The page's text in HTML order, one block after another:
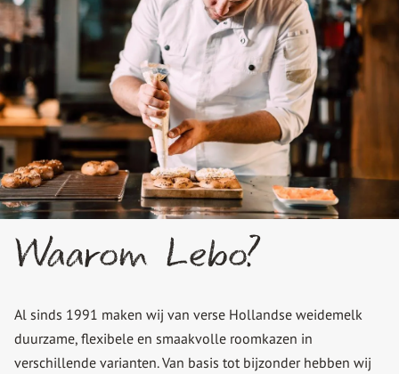
Waarom Lebo?
Al sinds 1991 maken wij van verse Hollandse weidemelk
duurzame, flexibele en smaakvolle roomkazen in
verschillende varianten. Van basis tot bijzonder hebben wij